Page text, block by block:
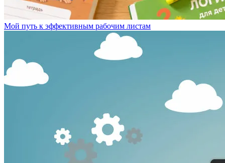
Мой путь к эффективным рабочим листам